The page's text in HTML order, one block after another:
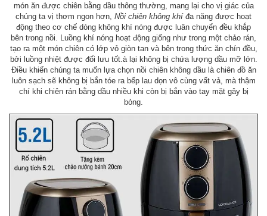
món ăn được chiên bằng dầu thông thường, mang lại cho vị giác của
chúng ta vị thơm ngon hơn, Nồi chiên không khíđa năng được hoạt
động theo cơ chế dòng không khí nóng được luân chuyển đều khắp
bên trong nồi. Luồng khí nóng hoạt động giống như trong một chảo rán,
tạo ra một món chiên có lớp vỏ giòn tan và bên trong thức ăn chín đều,
bởi luồng nhiệt được đối lưu tốt.à lại không bị chứa lượng dầu mỡ lớn.
Điều khiến chúng ta muốn lựa chọn nồi chiên không dầu là chiên đồ ăn
luôn sạch sẽ không bị bắn tóe ra bếp lau dọn vô cùng vất vả, mà thậm
chí khi chiên rán bằng dầu nhiều khi còn bị bắn vào tay mặt gây bị
bỏng.